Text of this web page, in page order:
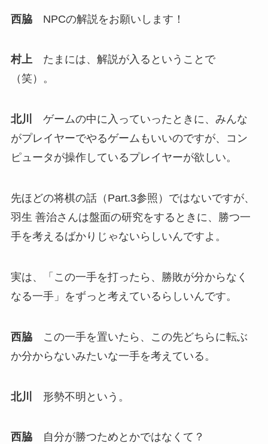
西脇NPCの解説をお願いします！
村上たまには、解説が入るということで
（笑）。
北川
ゲームの中に入っていったときに、みんな
がプレイヤーでやるゲームもいいのですが、コン
ピュータが操作しているプレイヤーが欲しい。
先ほどの将棋の話（Part.3参照）ではないですが、
羽生 善治さんは盤面の研究をするときに、勝つ一
手を考えるばかりじゃないらしいんですよ。
実は、「この一手を打ったら、勝敗が分からなく
なる一手」をずっと考えているらしいんです。
西脇この一手を置いたら、この先どちらに転ぶ
か分からないみたいな一手を考えている。
北川 形勢不明という。
西脇自分が勝つためとかではなくて？